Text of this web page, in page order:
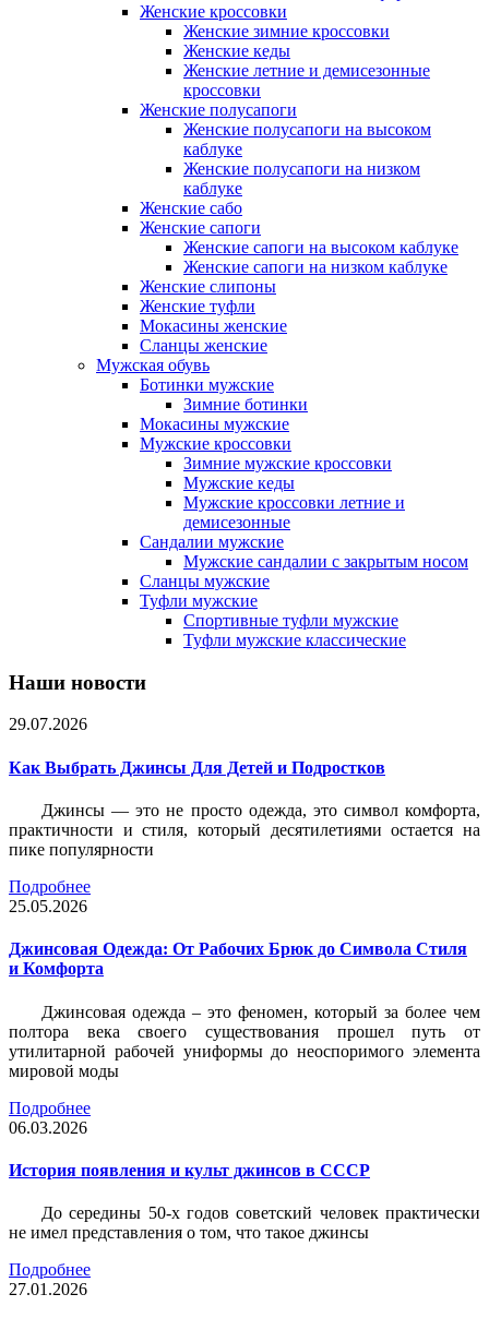
Женские кроссовки
Женские зимние кроссовки
Женские кеды
Женские летние и демисезонные
кроссовки
Женские полусапоги
Женские полусапоги на высоком
каблуке
Женские полусапоги на низком
каблуке
Женские сабо
Женские сапоги
Женские сапоги на высоком каблуке
Женские сапоги на низком каблуке
Женские слипоны
Женские туфли
Мокасины женские
Сланцы женские
Мужская обувь
Ботинки мужские
Зимние ботинки
Мокасины мужские
Мужские кроссовки
Зимние мужские кроссовки
Мужские кеды
Мужские кроссовки летние и
демисезонные
Сандалии мужские
Мужские сандалии с закрытым носом
Сланцы мужские
Туфли мужские
Спортивные туфли мужские
Туфли мужские классические
Наши новости
29.07.2026
Как Выбрать Джинсы Для Детей и Подростков
Джинсы — это не просто одежда, это символ комфорта,
практичности и стиля, который десятилетиями остается на
пике популярности
Подробнее
25.05.2026
Джинсовая Одежда: От Рабочих Брюк до Символа Стиля
и Комфорта
Джинсовая одежда – это феномен, который за более чем
полтора века своего существования прошел путь от
утилитарной рабочей униформы до неоспоримого элемента
мировой моды
Подробнее
06.03.2026
История появления и культ джинсов в СССР
До середины 50-х годов советский человек практически
не имел представления о том, что такое джинсы
Подробнее
27.01.2026